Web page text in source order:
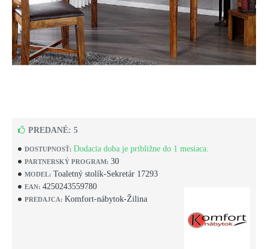
DOSTUPNOSŤ: Dodacia doba je približne do 1 mesiaca.
PARTNERSKÝ PROGRAM: 30
MODEL: Toaletný stolík-Sekretár 17293
EAN: 4250243559780
PREDAJCA: Komfort-nábytok-Žilina
PREDANÉ: 5